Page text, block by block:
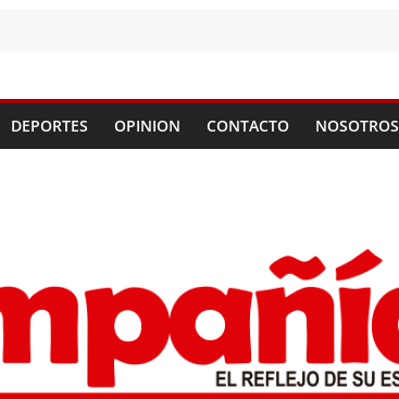
DEPORTES OPINION CONTACTO NOSOTROS